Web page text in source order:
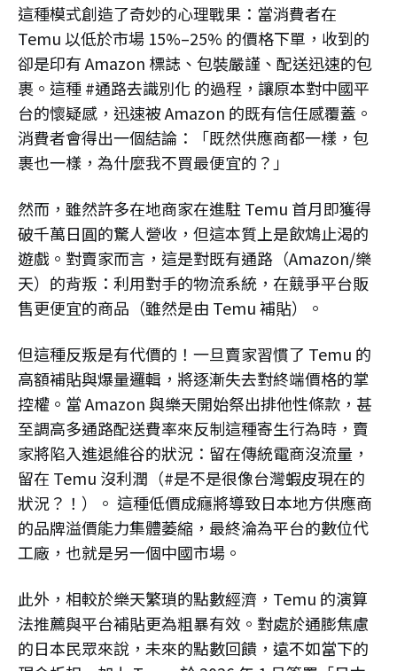
這種模式創造了奇妙的心理戰果：當消費者在
Temu 以低於市場 15%–25% 的價格下單，收到的
卻是印有 Amazon 標誌、包裝嚴謹、配送迅速的包
裹。這種 #通路去識別化 的過程，讓原本對中國平
台的懷疑感，迅速被 Amazon 的既有信任感覆蓋。
消費者會得出一個結論：「既然供應商都一樣，包
裹也一樣，為什麼我不買最便宜的？」
然而，雖然許多在地商家在進駐 Temu 首月即獲得
破千萬日圓的驚人營收，但這本質上是飲鴆止渴的
遊戲。對賣家而言，這是對既有通路（Amazon/樂
天）的背叛：利用對手的物流系統，在競爭平台販
售更便宜的商品（雖然是由 Temu 補貼）。
但這種反叛是有代價的！一旦賣家習慣了 Temu 的
高額補貼與爆量邏輯，將逐漸失去對終端價格的掌
控權。當 Amazon 與樂天開始祭出排他性條款，甚
至調高多通路配送費率來反制這種寄生行為時，賣
家將陷入進退維谷的狀況：留在傳統電商沒流量，
留在 Temu 沒利潤（#是不是很像台灣蝦皮現在的
狀況？！）。 這種低價成癮將導致日本地方供應商
的品牌溢價能力集體萎縮，最終淪為平台的數位代
工廠，也就是另一個中國市場。
此外，相較於樂天繁瑣的點數經濟，Temu 的演算
法推薦與平台補貼更為粗暴有效。對處於通膨焦慮
的日本民眾來說，未來的點數回饋，遠不如當下的